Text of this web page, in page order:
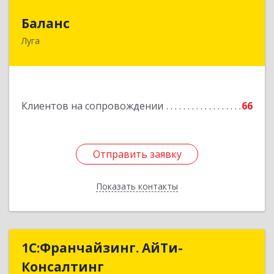
Баланс
Луга
Клиентов на сопровождении 66
Отправить заявку
Показать контакты
188230, Ленинградская обл, Луга г, Урицкого
Отправить заявку
Назад
1С:Франчайзинг. АйТи-
Консалтинг
1С:Франчайзинг. АйТи-